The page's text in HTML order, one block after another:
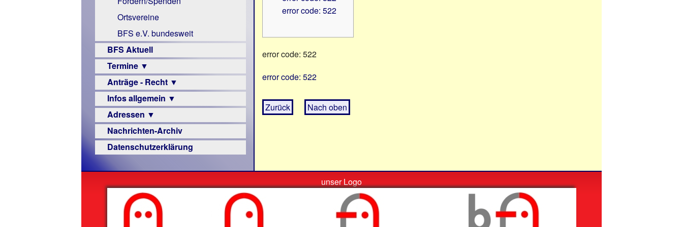
Links
Ortsvereine
BFS e.V. bundesweit
BFS Aktuell
Termine ▼
Veranstaltungsprogramme
Anträge - Recht ▼
Archiv
Urteile
Infos allgemein ▼
Sehbehinderung
Frühförderung
Schule
–
Beruf
Senioren
Hilfsmittel
Adressen ▼
Augenoptiker
Berufsbildungswerke
Hörbüchereien
Reha-
Nachrichten-Archiv
Datenschutzerklärung
error code: 522
error code: 522
error code: 522
Zurück Nach oben
unser Logo